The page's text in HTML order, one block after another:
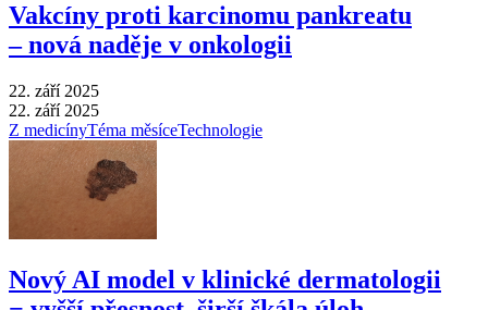
Vakcíny proti karcinomu pankreatu
–⁠ nová naděje v onkologii
22. září 2025
22. září 2025
Z medicínyTéma měsíceTechnologie
Nový AI model v klinické dermatologii